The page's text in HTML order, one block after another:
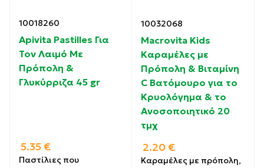
10018260
Apivita Pastilles Για
Τον Λαιμό Με
Πρόπολη &
Γλυκύρριζα 45 gr
5.35 €
Παστίλιες που
10032068
Macrovita Kids
Καραμέλες με
Πρόπολη & Βιταμίνη
C Βατόμουρο για το
Κρυολόγημα & το
Ανοσοποιητικό 20
τμχ
2.20 €
Καραμέλες με πρόπολη,